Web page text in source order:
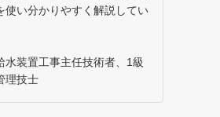
使い分かりやすく解説してい
水装置工事主任技術者、1級
理技士